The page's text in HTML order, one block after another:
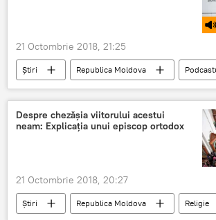
21 Octombrie 2018, 21:25
Știri Republica Moldova
Societate
Cultură
Podcasturi
Alex Bivol
televiziune
promovare
interpret
artist
Despre chezășia viitorului acestui
neam: Explicația unui episcop ortodox
21 Octombrie 2018, 20:27
Știri Republica Moldova
Religie